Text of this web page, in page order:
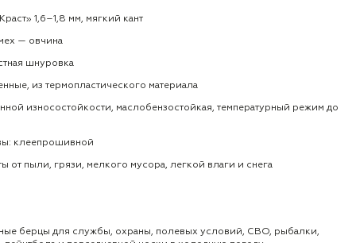
1,6–1,8 мм, мягкий кант
— овчина
шнуровка
из термопластического материала
износостойкости, маслобензостойкая, температурный режим до
клеепрошивной
от пыли, грязи, мелкого мусора, легкой влаги и снега
берцы для службы, охраны, полевых условий, СВО, рыбалки,